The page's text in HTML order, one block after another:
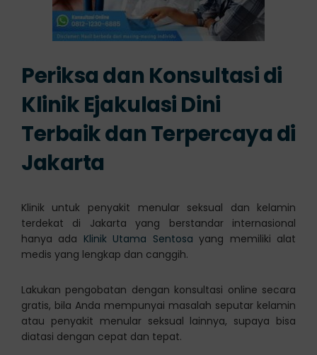
Periksa dan Konsultasi di
Klinik Ejakulasi Dini
Terbaik dan Terpercaya di
Jakarta
Klinik untuk penyakit menular seksual dan kelamin
terdekat di Jakarta yang berstandar internasional
hanya ada Klinik Utama Sentosa yang memiliki alat
medis yang lengkap dan canggih.
Lakukan pengobatan dengan konsultasi online secara
gratis, bila Anda mempunyai masalah seputar kelamin
atau penyakit menular seksual lainnya, supaya bisa
diatasi dengan cepat dan tepat.